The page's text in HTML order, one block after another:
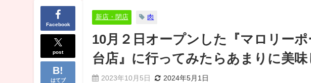
Facebook
post
はてブ
新店・閉店 肉
10月２日オープンした『マロリー
台店』に行ってみたらあまりに美味
2023年10月5日 2024年5月1日